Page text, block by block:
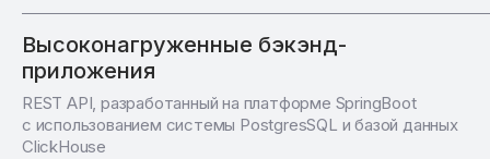
Высоконагруженные бэкэнд-
приложения
REST API, разработанный на платформе SpringBoot
с использованием системы PostgresSQL и базой данных
ClickHouse